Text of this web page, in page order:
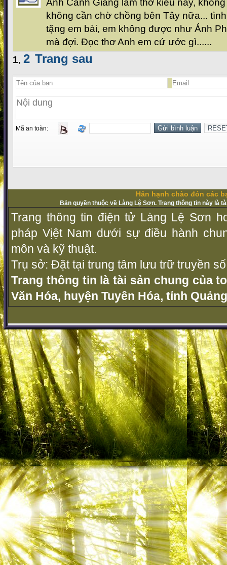
Anh Cảnh Giang làm thơ kiểu này,
không cần chờ chồng bên Tây nữa...
tặng em bài, em không được như Ánh
mà đợi. Đọc thơ Anh em cứ ước gì......
1, 2 Trang sau
Mã an toàn:
Hân hạnh chào đón các
Bản quyền thuộc về Làng Lệ Sơn. Trang thông tin này là
Trang thông tin điện tử Làng Lệ Sơn
pháp Vịệt Nam dưới sự điều hành
môn và kỹ thuật.
Trụ sở: Đặt tại trung tâm lưu trữ truyền
Trang thông tin là tài sản chung của
Văn Hóa, huyện Tuyên Hóa, tỉnh